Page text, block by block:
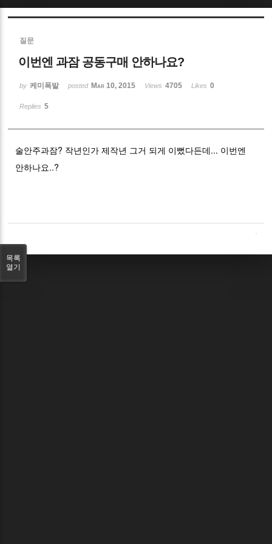
질문
이번엔 과잠 공동구매 안하나요?
by 케미폭발 posted Mar 10, 2015 Views 4705 Likes 0
Replies 5
술안주과잠? 작년인가 제작년 그거 되게 이뻤다든데... 이번엔
안하나요..?
목록
열기
Sketchbook5, 스케치북5
Sketchbook5, 스케치북5